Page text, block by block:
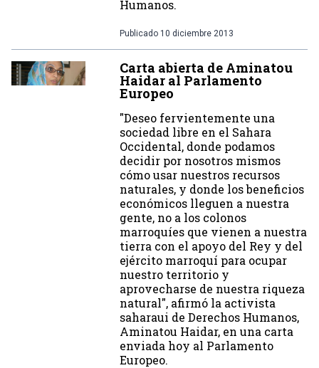
Humanos.
Publicado 10 diciembre 2013
Carta abierta de Aminatou
Haidar al Parlamento
Europeo
"Deseo fervientemente una
sociedad libre en el Sahara
Occidental, donde podamos
decidir por nosotros mismos
cómo usar nuestros recursos
naturales, y donde los beneficios
económicos lleguen a nuestra
gente, no a los colonos
marroquíes que vienen a nuestra
tierra con el apoyo del Rey y del
ejército marroquí para ocupar
nuestro territorio y
aprovecharse de nuestra riqueza
natural", afirmó la activista
saharaui de Derechos Humanos,
Aminatou Haidar, en una carta
enviada hoy al Parlamento
Europeo.